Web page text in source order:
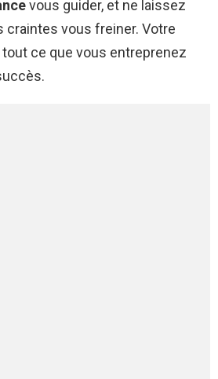
vous guider, et ne laissez
craintes vous freiner. Votre
tout ce que vous entreprenez